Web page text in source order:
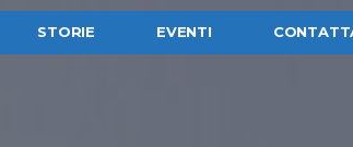
STORIE EVENTI